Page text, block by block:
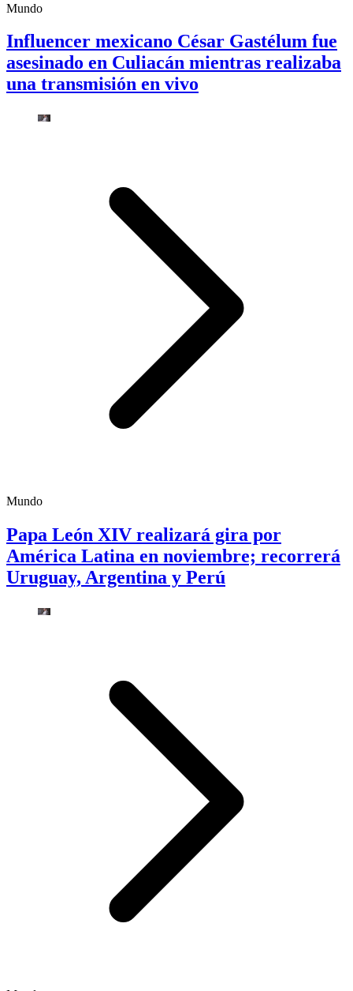
Mundo
Influencer mexicano César Gastélum fue
asesinado en Culiacán mientras realizaba
una transmisión en vivo
Mundo
Papa León XIV realizará gira por
América Latina en noviembre; recorrerá
Uruguay, Argentina y Perú